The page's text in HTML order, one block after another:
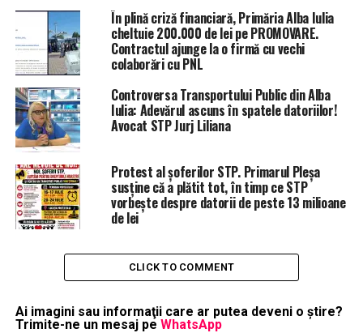
În plină criză financiară, Primăria Alba Iulia
cheltuie 200.000 de lei pe PROMOVARE.
Contractul ajunge la o firmă cu vechi
colaborări cu PNL
Controversa Transportului Public din Alba
Iulia: Adevărul ascuns în spatele datoriilor!
Avocat STP Jurj Liliana
Protest al șoferilor STP. Primarul Pleșa
susține că a plătit tot, în timp ce STP
vorbește despre datorii de peste 13 milioane
de lei
CLICK TO COMMENT
Ai imagini sau informaţii care ar putea deveni o ştire?
Trimite-ne un mesaj pe WhatsApp